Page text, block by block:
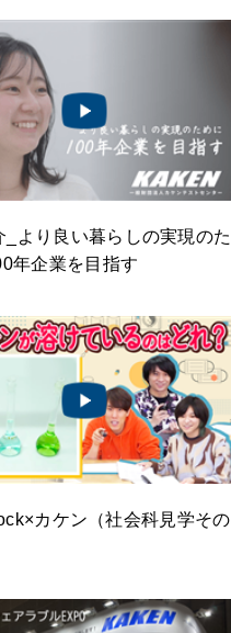
_より良い暮らしの実現のた
年企業を目指す
カケン（社会科見学その